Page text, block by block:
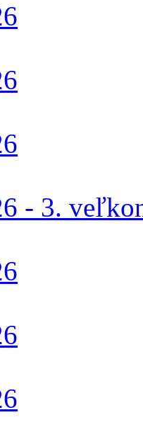
- 3.